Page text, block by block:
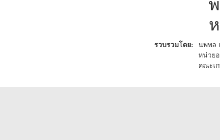
รวบรวมโดย:
นพพล
หน่วย
คณะเ